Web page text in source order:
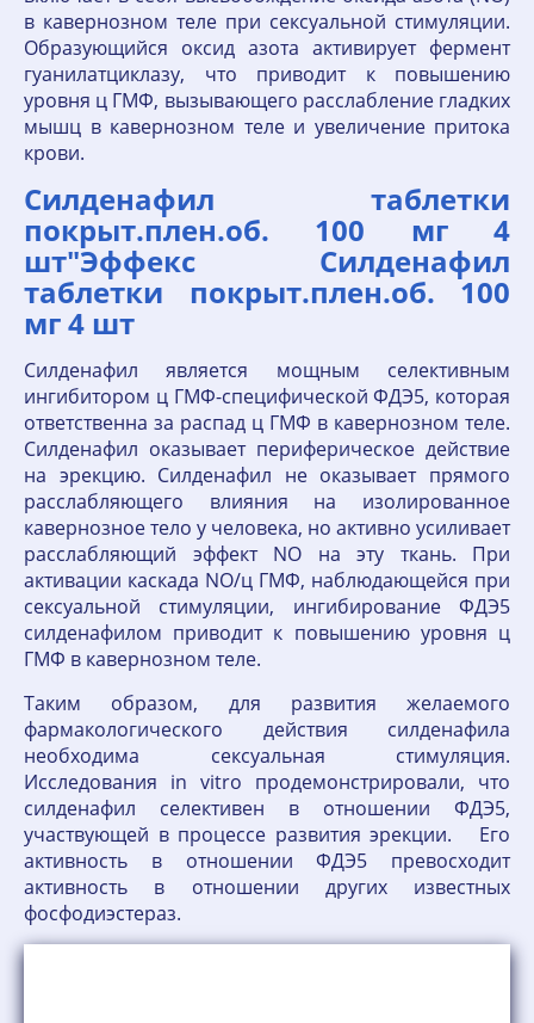
в кавернозном теле при сексуальной стимуляции.
Образующийся оксид азота активирует фермент
гуанилатциклазу, что приводит к повышению
уровня ц ГМФ, вызывающего расслабление гладких
мышц в кавернозном теле и увеличение притока
крови.
Силденафил таблетки
покрыт.плен.об. 100 мг 4
шт"Эффекс Силденафил
таблетки покрыт.плен.об. 100
мг 4 шт
Силденафил является мощным селективным
ингибитором ц ГМФ-специфической ФДЭ5, которая
ответственна за распад ц ГМФ в кавернозном теле.
Силденафил оказывает периферическое действие
на эрекцию. Силденафил не оказывает прямого
расслабляющего влияния на изолированное
кавернозное тело у человека, но активно усиливает
расслабляющий эффект NO на эту ткань. При
активации каскада NO/ц ГМФ, наблюдающейся при
сексуальной стимуляции, ингибирование ФДЭ5
силденафилом приводит к повышению уровня ц
ГМФ в кавернозном теле.
Таким образом, для развития желаемого
фармакологического действия силденафила
необходима сексуальная стимуляция.
Исследования in vitro продемонстрировали, что
силденафил селективен в отношении ФДЭ5,
участвующей в процессе развития эрекции. Его
активность в отношении ФДЭ5 превосходит
активность в отношении других известных
фосфодиэстераз.